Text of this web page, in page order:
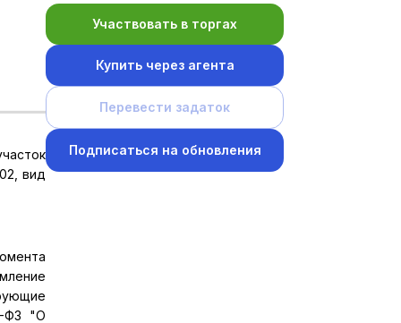
вид
ФЗ "О
Участвовать в торгах
Купить через агента
Перевести задаток
Подписаться на обновления